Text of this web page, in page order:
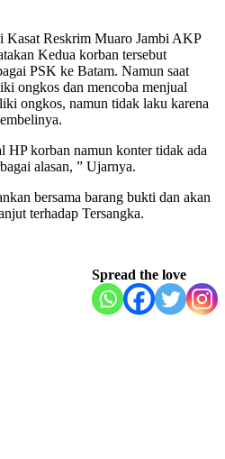
Kasat Reskrim Muaro Jambi AKP
Kedua korban tersebut
PSK ke Batam. Namun saat
ongkos dan mencoba menjual
ongkos, namun tidak laku karena
HP korban namun konter tidak ada
alasan, ” Ujarnya.
bersama barang bukti dan akan
terhadap Tersangka.
Spread the love